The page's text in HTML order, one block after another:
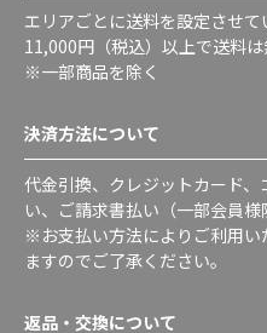
エリアごとに送料を設定させ
11,000円（税込）以上で送料は
※一部商品を除く
決済方法について
代金引換、クレジットカード
い、ご請求書払い（一部会員様
※お支払い方法によりご利用
ますのでご了承ください。
返品・交換について